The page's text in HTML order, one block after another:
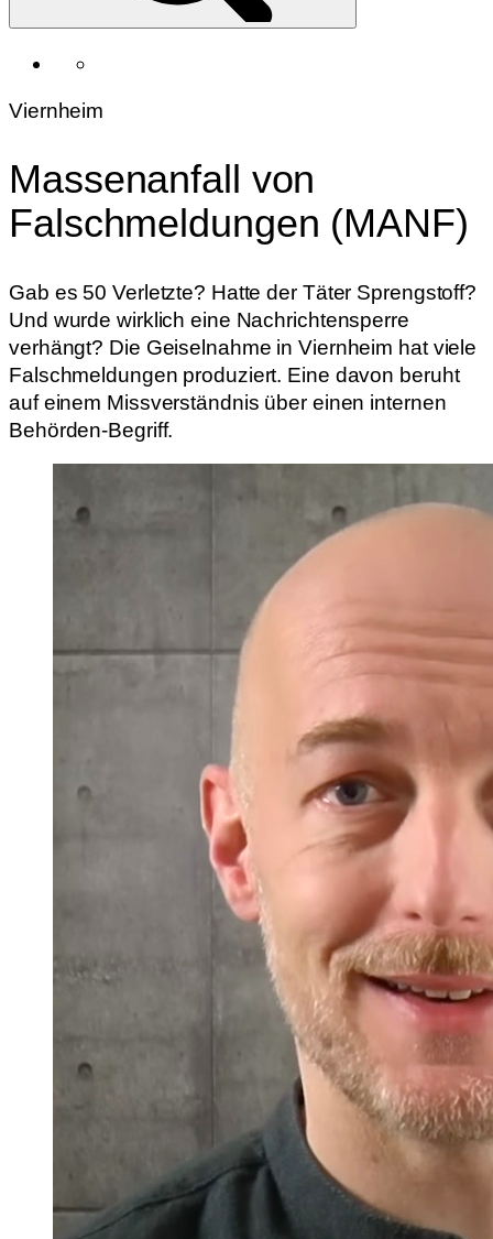
Viernheim
Massenanfall von
Falschmeldungen (MANF)
Gab es 50 Verletzte? Hatte der Täter Sprengstoff?
Und wurde wirklich eine Nachrichtensperre
verhängt? Die Geiselnahme in Viernheim hat viele
Falschmeldungen produziert. Eine davon beruht
auf einem Missverständnis über einen internen
Behörden-Begriff.